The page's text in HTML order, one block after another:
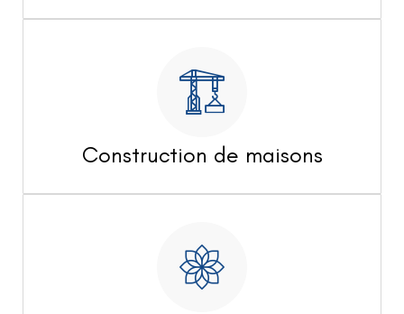
Construction de maisons